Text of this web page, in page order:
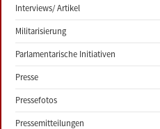
Interviews/ Artikel
Militarisierung
Parlamentarische Initiativen
Presse
Pressefotos
Pressemitteilungen